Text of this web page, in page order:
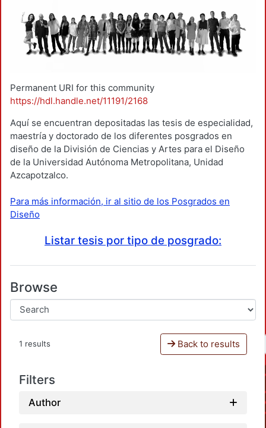
Permanent URI for this community
https://hdl.handle.net/11191/2168
Aquí se encuentran depositadas las tesis de especialidad,
maestría y doctorado de los diferentes posgrados en
diseño de la División de Ciencias y Artes para el Diseño
de la Universidad Autónoma Metropolitana, Unidad
Azcapotzalco.
Para más información, ir al sitio de los Posgrados en
Diseño
Listar tesis por tipo de posgrado:
Browse
1 results Back to results
Filters
Author